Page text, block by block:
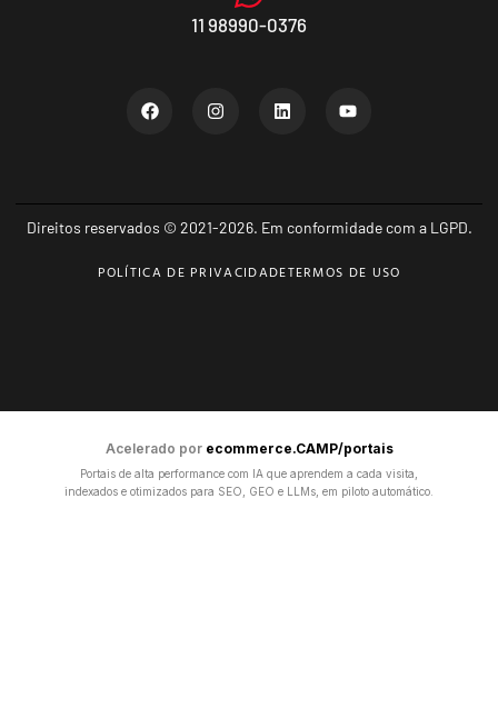
11 98990-0376
Direitos reservados © 2021-2026. Em conformidade com a LGPD.
POLÍTICA DE PRIVACIDADETERMOS DE USO
Acelerado por ecommerce.CAMP/portais
Portais de alta performance com IA que aprendem a cada visita,
indexados e otimizados para SEO, GEO e LLMs, em piloto automático.